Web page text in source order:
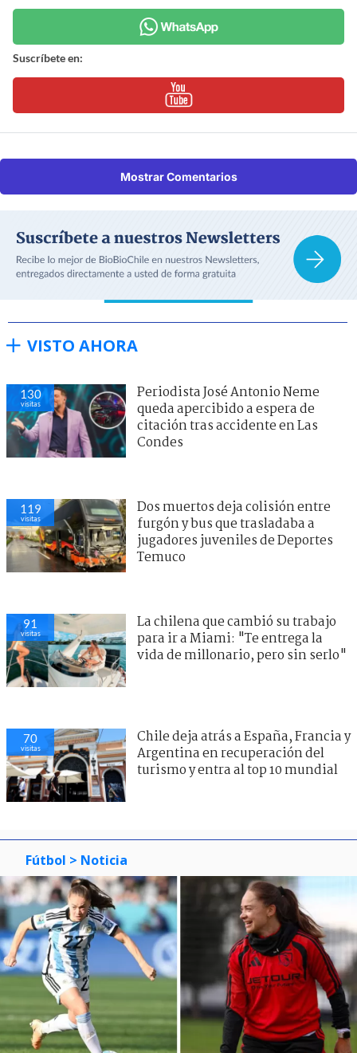
Suscríbete en:
Mostrar Comentarios
VISTO AHORA
130
visitas
Periodista José Antonio Neme
queda apercibido a espera de
citación tras accidente en Las
Condes
119
visitas
Dos muertos deja colisión entre
furgón y bus que trasladaba a
jugadores juveniles de Deportes
Temuco
91
visitas
La chilena que cambió su trabajo
para ir a Miami: "Te entrega la
vida de millonario, pero sin serlo"
70
visitas
Chile deja atrás a España, Francia y
Argentina en recuperación del
turismo y entra al top 10 mundial
Fútbol > Noticia